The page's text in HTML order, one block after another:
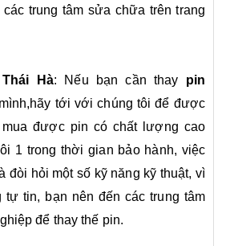
trung tâm sửa chữa trên trang
Hà: Nếu bạn cần thay pin
tới với chúng tôi để được
được pin có chất lượng cao
1 trong thời gian bảo hành, việc
đòi hỏi một số kỹ năng kỹ thuật, vì
tự tin, bạn nên đến các trung tâm
để thay thế pin.